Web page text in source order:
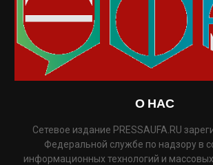
О НАС
Сетевое издание PRESSAUFA.RU
Федеральной службе по надзору в
информационных технологий и